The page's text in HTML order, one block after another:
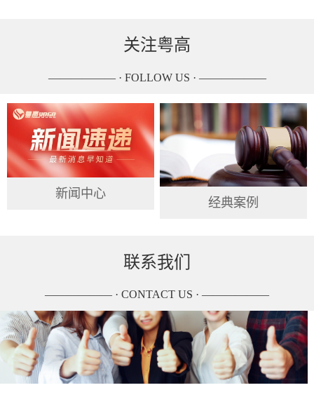
关注粤高
—————— · FOLLOW US · ——————
新闻中心
经典案例
联系我们
—————— · CONTACT US · ——————